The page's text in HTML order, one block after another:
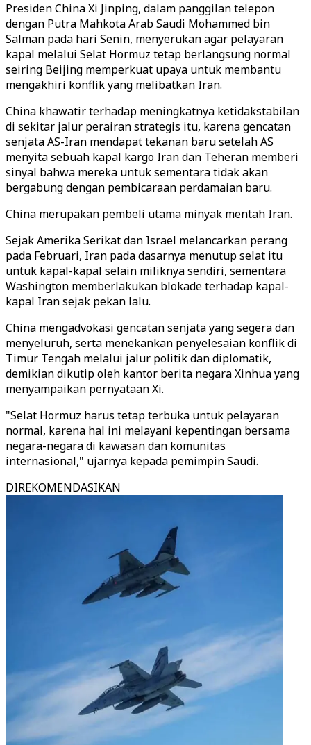
Presiden China Xi Jinping, dalam panggilan telepon
dengan Putra Mahkota Arab Saudi Mohammed bin
Salman pada hari Senin, menyerukan agar pelayaran
kapal melalui Selat Hormuz tetap berlangsung normal
seiring Beijing memperkuat upaya untuk membantu
mengakhiri konflik yang melibatkan Iran.
China khawatir terhadap meningkatnya ketidakstabilan
di sekitar jalur perairan strategis itu, karena gencatan
senjata AS-Iran mendapat tekanan baru setelah AS
menyita sebuah kapal kargo Iran dan Teheran memberi
sinyal bahwa mereka untuk sementara tidak akan
bergabung dengan pembicaraan perdamaian baru.
China merupakan pembeli utama minyak mentah Iran.
Sejak Amerika Serikat dan Israel melancarkan perang
pada Februari, Iran pada dasarnya menutup selat itu
untuk kapal-kapal selain miliknya sendiri, sementara
Washington memberlakukan blokade terhadap kapal-
kapal Iran sejak pekan lalu.
China mengadvokasi gencatan senjata yang segera dan
menyeluruh, serta menekankan penyelesaian konflik di
Timur Tengah melalui jalur politik dan diplomatik,
demikian dikutip oleh kantor berita negara Xinhua yang
menyampaikan pernyataan Xi.
"Selat Hormuz harus tetap terbuka untuk pelayaran
normal, karena hal ini melayani kepentingan bersama
negara-negara di kawasan dan komunitas
internasional," ujarnya kepada pemimpin Saudi.
DIREKOMENDASIKAN